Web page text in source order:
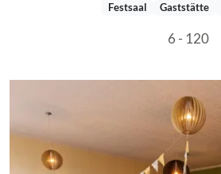
Festsaal Gaststätte
6 - 120